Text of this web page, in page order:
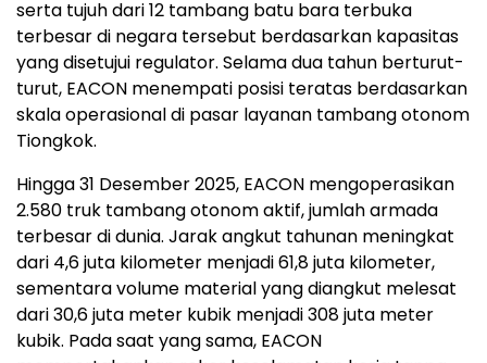
serta tujuh dari 12 tambang batu bara terbuka
terbesar di negara tersebut berdasarkan kapasitas
yang disetujui regulator. Selama dua tahun berturut-
turut, EACON menempati posisi teratas berdasarkan
skala operasional di pasar layanan tambang otonom
Tiongkok.
Hingga 31 Desember 2025, EACON mengoperasikan
2.580 truk tambang otonom aktif, jumlah armada
terbesar di dunia. Jarak angkut tahunan meningkat
dari 4,6 juta kilometer menjadi 61,8 juta kilometer,
sementara volume material yang diangkut melesat
dari 30,6 juta meter kubik menjadi 308 juta meter
kubik. Pada saat yang sama, EACON